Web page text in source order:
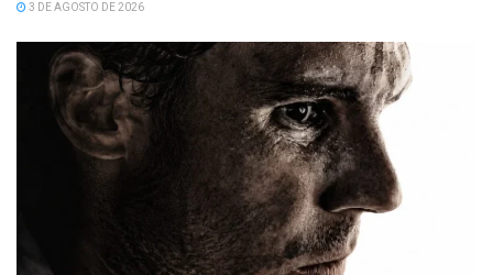
3 DE AGOSTO DE 2026